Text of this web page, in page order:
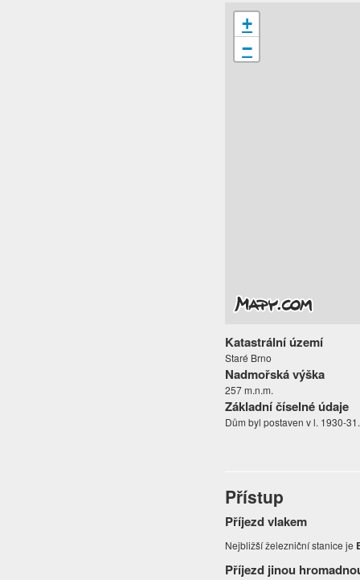
+
−
Katastrální území
Staré Brno
Nadmořská výška
257 m.n.m.
Základní číselné údaje
Dům byl postaven v l. 1930-31.
Přístup
Příjezd vlakem
Nejbližší železniční stanice je
Příjezd jinou